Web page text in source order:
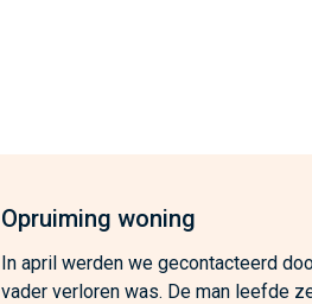
Opruiming woning
In april werden we gecontacteerd
vader verloren was. De man leefde